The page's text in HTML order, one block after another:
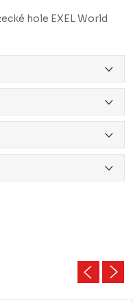
hole EXEL World